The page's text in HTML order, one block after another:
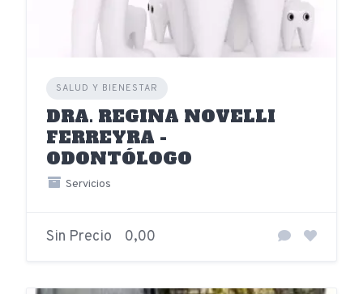
SALUD Y BIENESTAR
DRA. REGINA NOVELLI
FERREYRA -
ODONTÓLOGO
Servicios
Sin Precio 0,00